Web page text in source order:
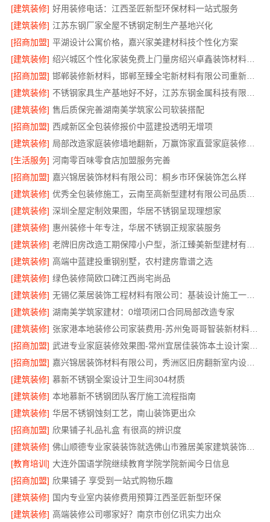
[建筑装修] 好用装修电话：江西圣匠新型环保材料一站式服务
[建筑装修] 江苏东钢厂家全屋不锈钢定制生产基地兴化
[招商加盟] 平湖设计公寓价格，嘉兴家美建材科技个性化方案
[建筑装修]
绍兴城区个性化家装免费上门量房绍兴卓鑫装饰材料有限公司
[招商加盟]
邯郸装修新材料，邯郸至臻全宅新材料有限公司重新定义品质
[建筑装修]
[建筑装修] 售后质保完善湖南美学筑家公司软装搭配
[招商加盟] 西咸新区全包装修报价中蓝建投透明无增项
[建筑装修]
局部改造家庭装修墙地翻新，万赢饰家直营家庭装修成本管控
[生活服务] 河南零百味零食店加盟服务完善
[招商加盟] 嘉兴锦居装饰材料有限公司：桐乡市环保装饰怎么样
[建筑装修]
优秀全包装修施工，云南至高新型建材有限公司品质保证
[建筑装修] 深圳全屋定制效果图，华居不锈钢呈现理想家
[建筑装修] 惠州装修十年专注，华居不锈钢正规家装服务
[建筑装修]
[建筑装修] 高端中蓝建投重钢别墅，农村建房靠谱之选
[建筑装修] 绿色装修简欧口碑江西尚宅尚品
[建筑装修]
无锡亿莱居装饰工程材料有限公司：基装设计施工一体化哪家专业
[建筑装修] 湖南美学筑家建材：0增项闭口合同局部改造专家
[建筑装修]
张家港本地装修公司家装费用-苏州兔哥哥智装新材料有限公司全包
[招商加盟]
武进专业家庭装修效果图-常州宜居佳装饰本土设计案例鉴赏
[招商加盟]
嘉兴锦居装饰材料有限公司，秀洲区旧房翻新室内设计哪家好
[建筑装修] 慕新不锈钢全案设计卫生间304材质
[建筑装修] 本地慕新不锈钢团队客厅施工流程指南
[建筑装修] 华居不锈钢蚀刻工艺，南山装饰更出众
[招商加盟] 欣果铺子礼品礼盒 有很高的辨识度
[建筑装修]
佛山顺德专业家装装饰就选佛山市雅居美家建筑装饰工程有限公司
[教育培训] 大连外国语学院继续教育学院学院新闻今日信息
[招商加盟] 欣果铺子 享受到一站式购物乐趣
[建筑装修] 国内专业室内装修费用预算江西圣匠新型环保
[建筑装修] 高端装修公司哪家好？南京市创亿讯实力出众